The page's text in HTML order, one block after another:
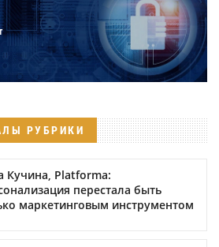
РУБРИКИ
Кучина, Platforma:
перестала быть
маркетинговым инструментом